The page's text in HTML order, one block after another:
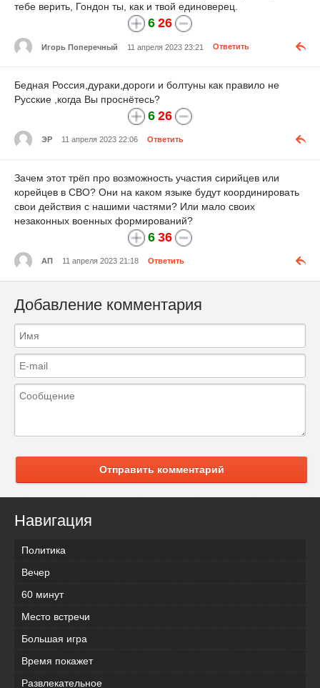
тебе верить, Гондон ты, как и твой единоверец.
6 26
Игорь Поперечный 11 апреля 2023 23:21 Ответить
Бедная Россия,дураки,дороги и болтуны как правило не
Русские ,когда Вы проснётесь?
6 26
ЭР 11 апреля 2023 22:06 Ответить
Зачем этот трёп про возможность участия сирийцев или
корейцев в СВО? Они на каком языке будут координировать
свои действия с нашими частями? Или мало своих
незаконных военных формирований?
6 36
АП 11 апреля 2023 21:18 Ответить
Добавление комментария
Отправить комментарий
Навигация
Политика
Вечер
60 минут
Место встречи
Большая игра
Время покажет
Развлекательное